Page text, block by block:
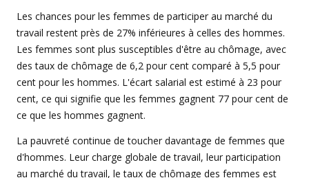
Les chances pour les femmes de participer au marché du
travail restent près de 27% inférieures à celles des hommes.
Les femmes sont plus susceptibles d'être au chômage, avec
des taux de chômage de 6,2 pour cent comparé à 5,5 pour
cent pour les hommes. L'écart salarial est estimé à 23 pour
cent, ce qui signifie que les femmes gagnent 77 pour cent de
ce que les hommes gagnent.
La pauvreté continue de toucher davantage de femmes que
d'hommes. Leur charge globale de travail, leur participation
au marché du travail, le taux de chômage des femmes est